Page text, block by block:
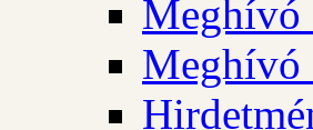
Meghívó
Meghívó